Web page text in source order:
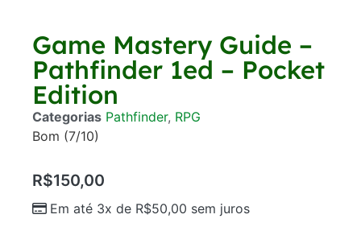
Game Mastery Guide –
Pathfinder 1ed – Pocket
Edition
Categorias Pathfinder, RPG
Bom (7/10)
R$150,00
Em até 3x de R$50,00 sem juros